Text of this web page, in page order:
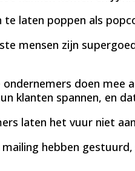
te laten poppen als
mensen zijn
ondernemers doen mee
klanten spannen, en
laten het vuur niet
hebben